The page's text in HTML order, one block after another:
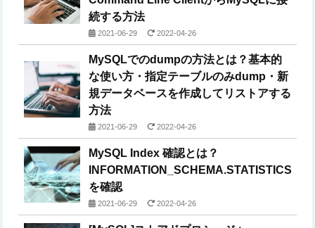
続する方法
2021-06-29 2022-04-26
MySQLでのdumpの方法とは？基本的
な使い方・指定テーブルのみdump・新
規データベースを作成してリストアする
方法
2021-06-29 2022-04-26
MySQL Index 確認とは？
INFORMATION_SCHEMA.STATISTICS
を確認
2021-06-29 2022-04-26